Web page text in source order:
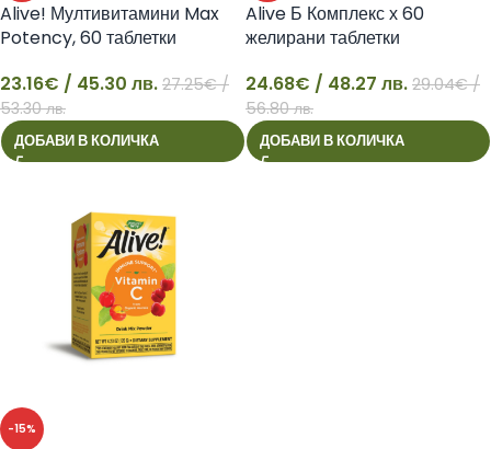
23
Alive! Мултивитамини Max
Potency, 60 таблетки
23.16€ / 45.30 лв. 27.25€/
53.30 лв.
ДОБАВИ В КОЛИЧКА
24
Alive Б Комплекс х 60
желирани таблетки
24.68€ / 48.27 лв. 29.04€/
56.80 лв.
ДОБАВИ В КОЛИЧКА
-15%